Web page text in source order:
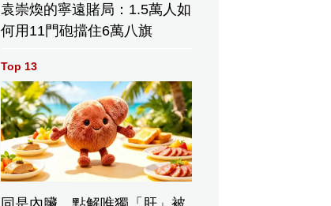
袁崇煥的寧遠賭局：1.5萬人如
何用11門砲擋住6萬八旗
Top 13